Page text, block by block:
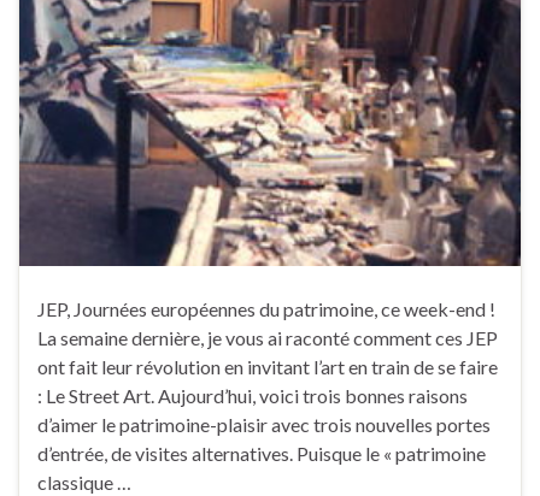
JEP, Journées européennes du patrimoine, ce week-end !
La semaine dernière, je vous ai raconté comment ces JEP
ont fait leur révolution en invitant l’art en train de se faire
: Le Street Art. Aujourd’hui, voici trois bonnes raisons
d’aimer le patrimoine-plaisir avec trois nouvelles portes
d’entrée, de visites alternatives. Puisque le « patrimoine
classique …